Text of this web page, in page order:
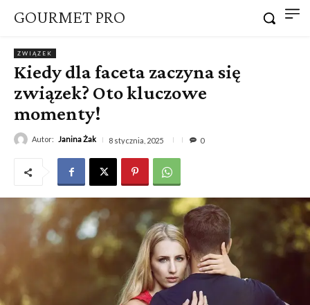
GOURMET PRO
ZWIĄZEK
Kiedy dla faceta zaczyna się
związek? Oto kluczowe
momenty!
Autor: Janina Żak 8 stycznia, 2025 0